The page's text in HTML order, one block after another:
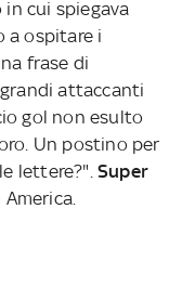
cui spiegava
a ospitare i
frase di
attaccanti
gol non esulto
Un postino per
lettere?". Super